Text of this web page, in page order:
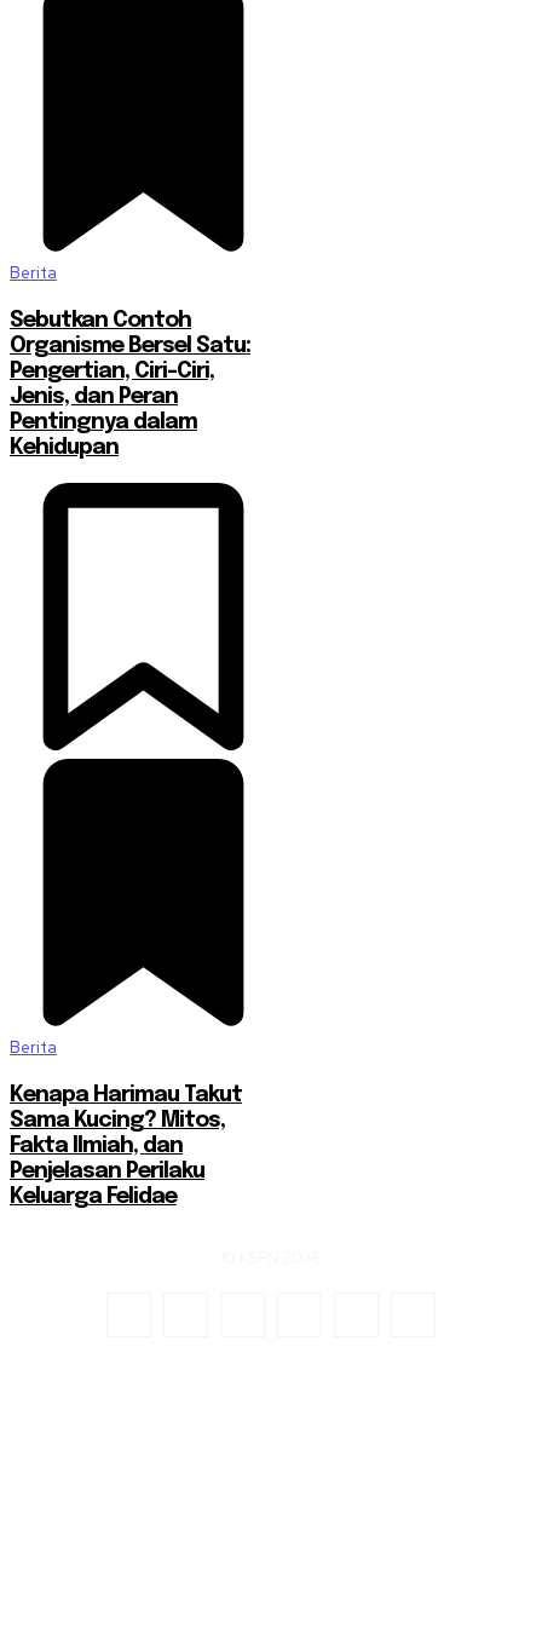
Berita
Sebutkan Contoh
Organisme Bersel Satu:
Pengertian, Ciri-Ciri,
Jenis, dan Peran
Pentingnya dalam
Kehidupan
Berita
Kenapa Harimau Takut
Sama Kucing? Mitos,
Fakta Ilmiah, dan
Penjelasan Perilaku
Keluarga Felidae